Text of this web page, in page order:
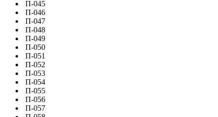
П-045
П-046
П-047
П-048
П-049
П-050
П-051
П-052
П-053
П-054
П-055
П-056
П-057